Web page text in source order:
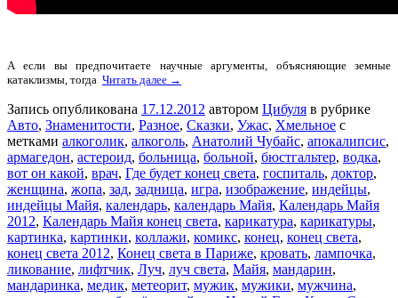
А если вы предпочитаете научные аргументы, объясняющие земные
катаклизмы, тогда Читать далее →
Запись опубликована 17.12.2012 автором Цибуля в рубрике
Авто, Знаменитости, Разное, Сказки, Ужас, Хмельное с
метками алкоголик, алкоголь, Анатолий Чубайс, апокалипсис,
армагедон, астероид, больница, больной, бюстгальтер, водка,
вот он какой, врач, Где будет конец света, госпиталь, доктор,
женщина, жопа, зад, задница, игра, изображение, индейцы,
индейцы Майя, календарь, календарь Майя, Календарь Майя
2012, Календарь Майя конец света, карикатура, карикатуры,
картинка, картинки, коллажи, комикс, конец, конец света,
конец света 2012, Конец света в Париже, кровать, лампочка,
ликование, лифтчик, Луч, луч света, Майя, мандарин,
мандаринка, медик, метеорит, мужик, мужики, мужчина,